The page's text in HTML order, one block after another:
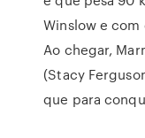
Winslow e com
Ao chegar,
(Stacy
que para